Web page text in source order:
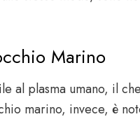
Marino
al plasma umano,
marino, invece, è